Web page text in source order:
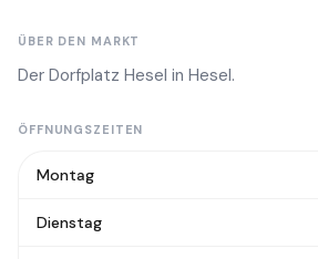
ÜBER DEN MARKT
Der Dorfplatz Hesel in Hesel.
ÖFFNUNGSZEITEN
Montag
Dienstag